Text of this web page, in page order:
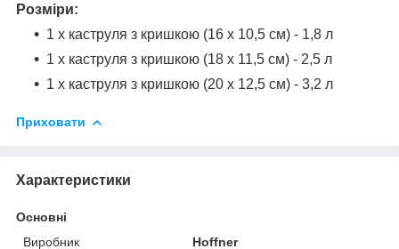
Розміри:
1 х каструля з кришкою (16 х 10,5 см) - 1,8 л
1 х каструля з кришкою (18 х 11,5 см) - 2,5 л
1 х каструля з кришкою (20 х 12,5 см) - 3,2 л
Приховати
Характеристики
Основні
Виробник
Hoffner